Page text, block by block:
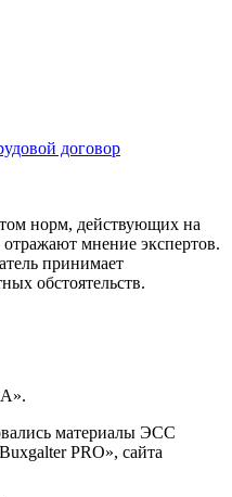
договор
норм, действующих на
мнение экспертов.
принимает
обстоятельств.
материалы ЭСС
PRO», сайта